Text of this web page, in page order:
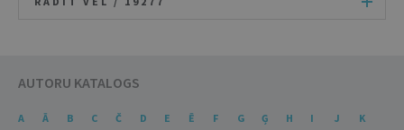
AUTORU KATALOGS
A Ā B C Č D E Ē F G Ģ H I J
K